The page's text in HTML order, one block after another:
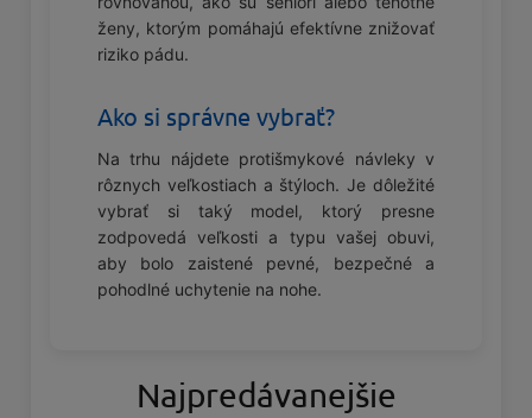
ženy, ktorým pomáhajú efektívne znižovať
riziko pádu.
Ako si správne vybrať?
Na trhu nájdete protišmykové návleky v
rôznych veľkostiach a štýloch. Je dôležité
vybrať si taký model, ktorý presne
zodpovedá veľkosti a typu vašej obuvi,
aby bolo zaistené pevné, bezpečné a
pohodlné uchytenie na nohe.
Najpredávanejšie